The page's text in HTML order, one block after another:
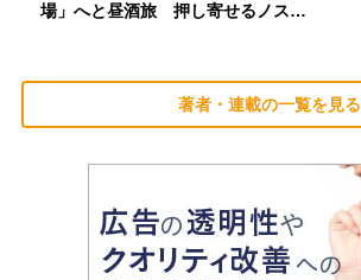
場」へと昼酒旅 押し寄せるノス…
著者・連載の一覧を見る